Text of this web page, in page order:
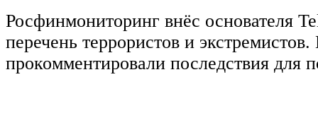
Росфинмониторинг внёс основателя
перечень террористов и
прокомментировали последствия для